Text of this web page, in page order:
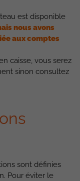
est disponible
nous avons
aux comptes
caisse, vous serez
sinon consultez
sont définies
Pour éviter le